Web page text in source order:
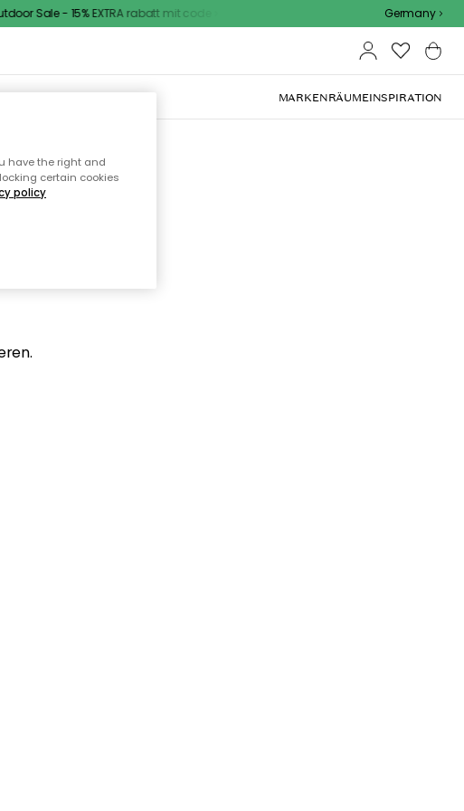
Sale - 15% EXTRA rabatt mit code Germany
OUTDOOR-MÖBEL MARKENRÄUMEINSPIRATION
have the right and
certain cookies
policy